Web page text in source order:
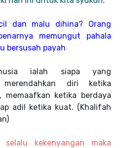
dan malu dihina? Orang
memungut pahala
bersusah payah
ialah siapa yang
diri ketika
memaafkan ketika berdaya
adil ketika kuat. (Khalifah
kekenyangan maka